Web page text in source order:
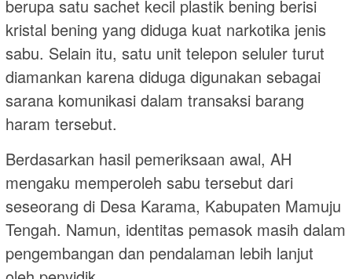
berupa satu sachet kecil plastik bening berisi
kristal bening yang diduga kuat narkotika jenis
sabu. Selain itu, satu unit telepon seluler turut
diamankan karena diduga digunakan sebagai
sarana komunikasi dalam transaksi barang
haram tersebut.
Berdasarkan hasil pemeriksaan awal, AH
mengaku memperoleh sabu tersebut dari
seseorang di Desa Karama, Kabupaten Mamuju
Tengah. Namun, identitas pemasok masih dalam
pengembangan dan pendalaman lebih lanjut